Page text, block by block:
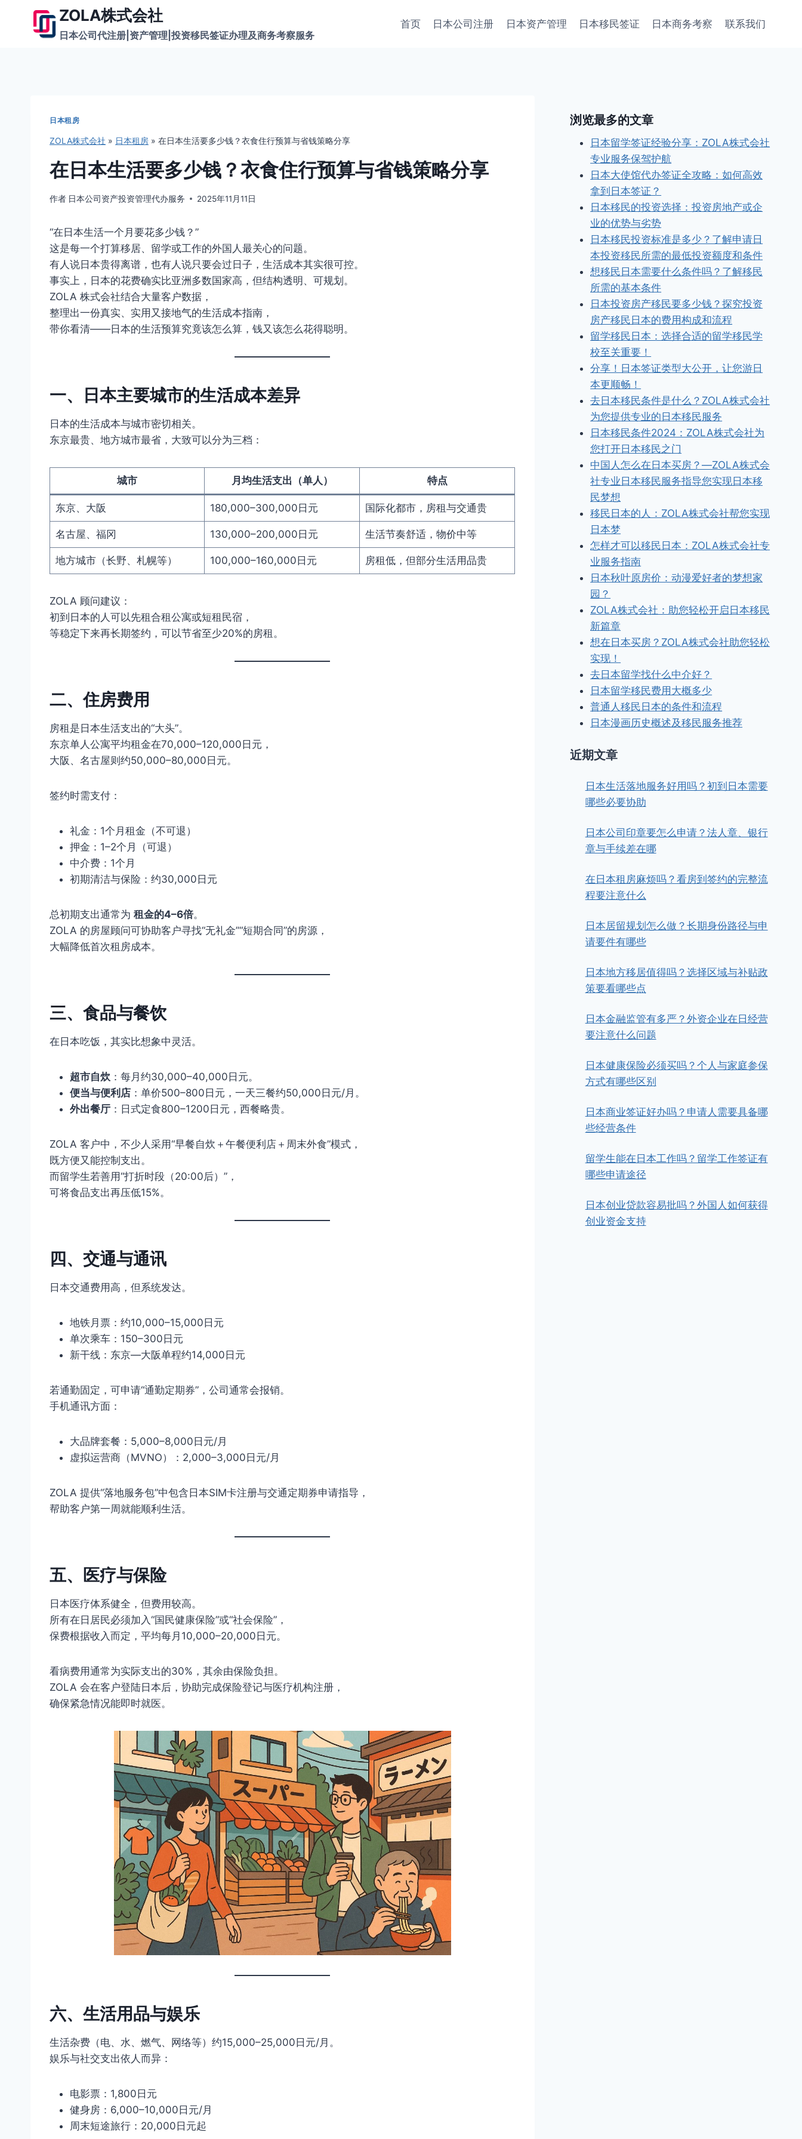
ZOLA株式会社
日本公司代注册|资产管理|投资移民签证办理及商务考察服务
首页 日本公司注册 日本资产管理 日本移民签证 日本商务考察 联系我们
日本租房
ZOLA株式会社 » 日本租房 » 在日本生活要多少钱？衣食住行预算与省钱策略分享
在日本生活要多少钱？衣食住行预算与省钱策略分享
作者 日本公司资产投资管理代办服务 2025年11月11日
“在日本生活一个月要花多少钱？”
这是每一个打算移居、留学或工作的外国人最关心的问题。
有人说日本贵得离谱，也有人说只要会过日子，生活成本其实很可控。
事实上，日本的花费确实比亚洲多数国家高，但结构透明、可规划。
ZOLA 株式会社结合大量客户数据，
整理出一份真实、实用又接地气的生活成本指南，
带你看清——日本的生活预算究竟该怎么算，钱又该怎么花得聪明。
一、日本主要城市的生活成本差异
日本的生活成本与城市密切相关。
东京最贵、地方城市最省，大致可以分为三档：
城市 月均生活支出（单人） 特点
东京、大阪 180,000–300,000日元 国际化都市，房租与交通贵
名古屋、福冈 130,000–200,000日元 生活节奏舒适，物价中等
地方城市（长野、札幌等） 100,000–160,000日元 房租低，但部分生活用品贵
ZOLA 顾问建议：
初到日本的人可以先租合租公寓或短租民宿，
等稳定下来再长期签约，可以节省至少20%的房租。
二、住房费用
房租是日本生活支出的“大头”。
东京单人公寓平均租金在70,000–120,000日元，
大阪、名古屋则约50,000–80,000日元。
签约时需支付：
礼金：1个月租金（不可退）
押金：1–2个月（可退）
中介费：1个月
初期清洁与保险：约30,000日元
总初期支出通常为 租金的4–6倍。
ZOLA 的房屋顾问可协助客户寻找“无礼金”“短期合同”的房源，
大幅降低首次租房成本。
三、食品与餐饮
在日本吃饭，其实比想象中灵活。
超市自炊 ：每月约30,000–40,000日元。
便当与便利店 ：单价500–800日元，一天三餐约50,000日元/月。
外出餐厅 ：日式定食800–1200日元，西餐略贵。
ZOLA 客户中，不少人采用“早餐自炊＋午餐便利店＋周末外食”模式，
既方便又能控制支出。
而留学生若善用“打折时段（20:00后）”，
可将食品支出再压低15%。
四、交通与通讯
日本交通费用高，但系统发达。
地铁月票：约10,000–15,000日元
单次乘车：150–300日元
新干线：东京—大阪单程约14,000日元
若通勤固定，可申请“通勤定期券”，公司通常会报销。
手机通讯方面：
大品牌套餐：5,000–8,000日元/月
虚拟运营商（MVNO）：2,000–3,000日元/月
ZOLA 提供“落地服务包”中包含日本SIM卡注册与交通定期券申请指导，
帮助客户第一周就能顺利生活。
五、医疗与保险
日本医疗体系健全，但费用较高。
所有在日居民必须加入“国民健康保险”或“社会保险”，
保费根据收入而定，平均每月10,000–20,000日元。
看病费用通常为实际支出的30%，其余由保险负担。
ZOLA 会在客户登陆日本后，协助完成保险登记与医疗机构注册，
确保紧急情况能即时就医。
六、生活用品与娱乐
生活杂费（电、水、燃气、网络等）约15,000–25,000日元/月。
娱乐与社交支出依人而异：
电影票：1,800日元
健身房：6,000–10,000日元/月
周末短途旅行：20,000日元起
浏览最多的文章
日本留学签证经验分享：ZOLA株式会社
专业服务保驾护航
日本大使馆代办签证全攻略：如何高效
拿到日本签证？
日本移民的投资选择：投资房地产或企
业的优势与劣势
日本移民投资标准是多少？了解申请日
本投资移民所需的最低投资额度和条件
想移民日本需要什么条件吗？了解移民
所需的基本条件
日本投资房产移民要多少钱？探究投资
房产移民日本的费用构成和流程
留学移民日本：选择合适的留学移民学
校至关重要！
分享！日本签证类型大公开，让您游日
本更顺畅！
去日本移民条件是什么？ZOLA株式会社
为您提供专业的日本移民服务
日本移民条件2024：ZOLA株式会社为
您打开日本移民之门
中国人怎么在日本买房？—ZOLA株式会
社专业日本移民服务指导您实现日本移
民梦想
移民日本的人：ZOLA株式会社帮您实现
日本梦
怎样才可以移民日本：ZOLA株式会社专
业服务指南
日本秋叶原房价：动漫爱好者的梦想家
园？
ZOLA株式会社：助您轻松开启日本移民
新篇章
想在日本买房？ZOLA株式会社助您轻松
实现！
去日本留学找什么中介好？
日本留学移民费用大概多少
普通人移民日本的条件和流程
日本漫画历史概述及移民服务推荐
近期文章
日本生活落地服务好用吗？初到日本需要
哪些必要协助
日本公司印章要怎么申请？法人章、银行
章与手续差在哪
在日本租房麻烦吗？看房到签约的完整流
程要注意什么
日本居留规划怎么做？长期身份路径与申
请要件有哪些
日本地方移居值得吗？选择区域与补贴政
策要看哪些点
日本金融监管有多严？外资企业在日经营
要注意什么问题
日本健康保险必须买吗？个人与家庭参保
方式有哪些区别
日本商业签证好办吗？申请人需要具备哪
些经营条件
留学生能在日本工作吗？留学工作签证有
哪些申请途径
日本创业贷款容易批吗？外国人如何获得
创业资金支持